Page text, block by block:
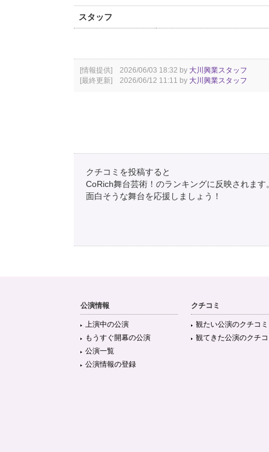
スタッフ
[情報提供] 2026/06/03 18:32 by 大川興業スタッフ
[最終更新] 2026/06/12 11:11 by 大川興業スタッフ
クチコミを投稿すると
CoRich舞台芸術！のランキングに反映されます。
面白そうな舞台を応援しましょう！
公演情報
上演中の公演
もうすぐ開幕の公演
公演一覧
公演情報の登録
クチコミ
観たい公演のクチコミ
観てきた公演のクチコ